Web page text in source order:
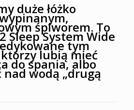
duże łóżko
śpiworem. To
Sleep System Wide
tym
lubią mieć
do spania, albo
nad wodą „drugą